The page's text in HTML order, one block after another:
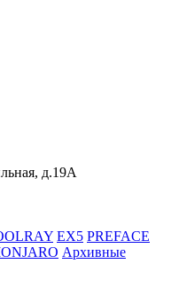
д.19А
EX5 PREFACE
Архивные